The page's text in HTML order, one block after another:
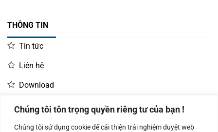
Chúng tôi tôn trọng quyền riêng tư của bạn !
Chúng tôi sử dụng cookie để cải thiện trải nghiệm duyệt web
THÔNG TIN
Tin tức
Liên hệ
Download
LIÊN HỆ MUA HÀNG